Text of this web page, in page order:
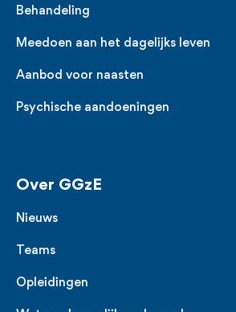
Behandeling
Meedoen aan het dagelijks leven
Aanbod voor naasten
Psychische aandoeningen
Over GGzE
Nieuws
Teams
Opleidingen